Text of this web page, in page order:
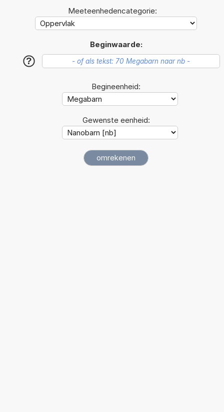
Meeteenhedencategorie:
Beginwaarde:
?
Begineenheid:
Gewenste eenheid: